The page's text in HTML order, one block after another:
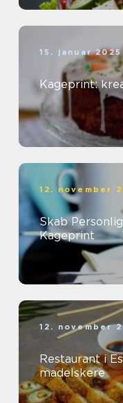
15. januar 2025
Kageprint:
12. november
Skab
Kageprint
12. november
Restaurant i
madelskere